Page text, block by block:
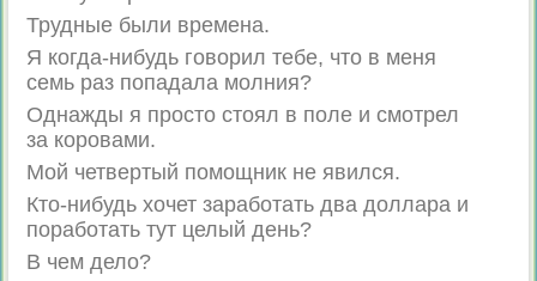
Трудные были времена.
Я когда-нибудь говорил тебе, что в меня
семь раз попадала молния?
Однажды я просто стоял в поле и смотрел
за коровами.
Мой четвертый помощник не явился.
Кто-нибудь хочет заработать два доллара и
поработать тут целый день?
В чем дело?